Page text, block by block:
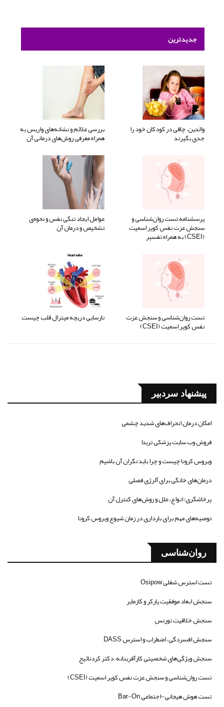
جدیدترین
والدین، چاقی در کودکان خود را
جدی بگیرند
بررسی علائم و نشانه‌های واریس به
همراه معرفی روش‌های درمانی آن
پرسشنامه تست روان‌شناسی و
سنجش عزت نفس کوپر اسمیت
(CSEI) به همراه تفسیر
عوامل ایجاد تنگی نفس و نحوه‌ی
تشخیص و درمان آن
تست روان‌شناسی و سنجش عزت
نفس کوپر اسمیت (CSEI)
نارسایی دریچه میترال قلب چیست
پیشنهاد سردبیر
امکان درمان انحراف‌های شدید چشمی
فروش وب سایت پزشکی تریتا
ویروس کرونا چیست و چرا باید نگران آن باشیم
درمان‌های خانگی برای آلرژی فصلی
پرخاشگری؛ انواع، علل و روش‌های کنترل آن
توصیه‌های مهم برای بارداری در زمان شیوع ویروس کرونا
روان‌شناسی
تست استرس شغلی Osipow
سنجش ابعاد موفقیت پارکر و کازمایر
سنجش خلاقیت تورنس
سنجش افسردگی، اضطراب و استرس DASS
سنجش ویژگی‌های شخصیتی کارآفرینانه، دکتر کردنائیج
تست روان‌شناسی و سنجش عزت نفس کوپر اسمیت (CSEI)
تست هوش هیجانی-اجتماعی Bar-On